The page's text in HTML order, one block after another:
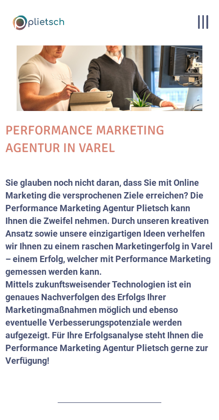
PERFORMANCE MARKETING
AGENTUR IN VAREL
Sie glauben noch nicht daran, dass Sie mit Online
Marketing die versprochenen Ziele erreichen? Die
Performance Marketing Agentur Plietsch kann
Ihnen die Zweifel nehmen. Durch unseren kreativen
Ansatz sowie unsere einzigartigen Ideen verhelfen
wir Ihnen zu einem raschen Marketingerfolg in Varel
– einem Erfolg, welcher mit Performance Marketing
gemessen werden kann.
Mittels zukunftsweisender Technologien ist ein
genaues Nachverfolgen des Erfolgs Ihrer
Marketingmaßnahmen möglich und ebenso
eventuelle Verbesserungspotenziale werden
aufgezeigt. Für Ihre Erfolgsanalyse steht Ihnen die
Performance Marketing Agentur Plietsch gerne zur
Verfügung!